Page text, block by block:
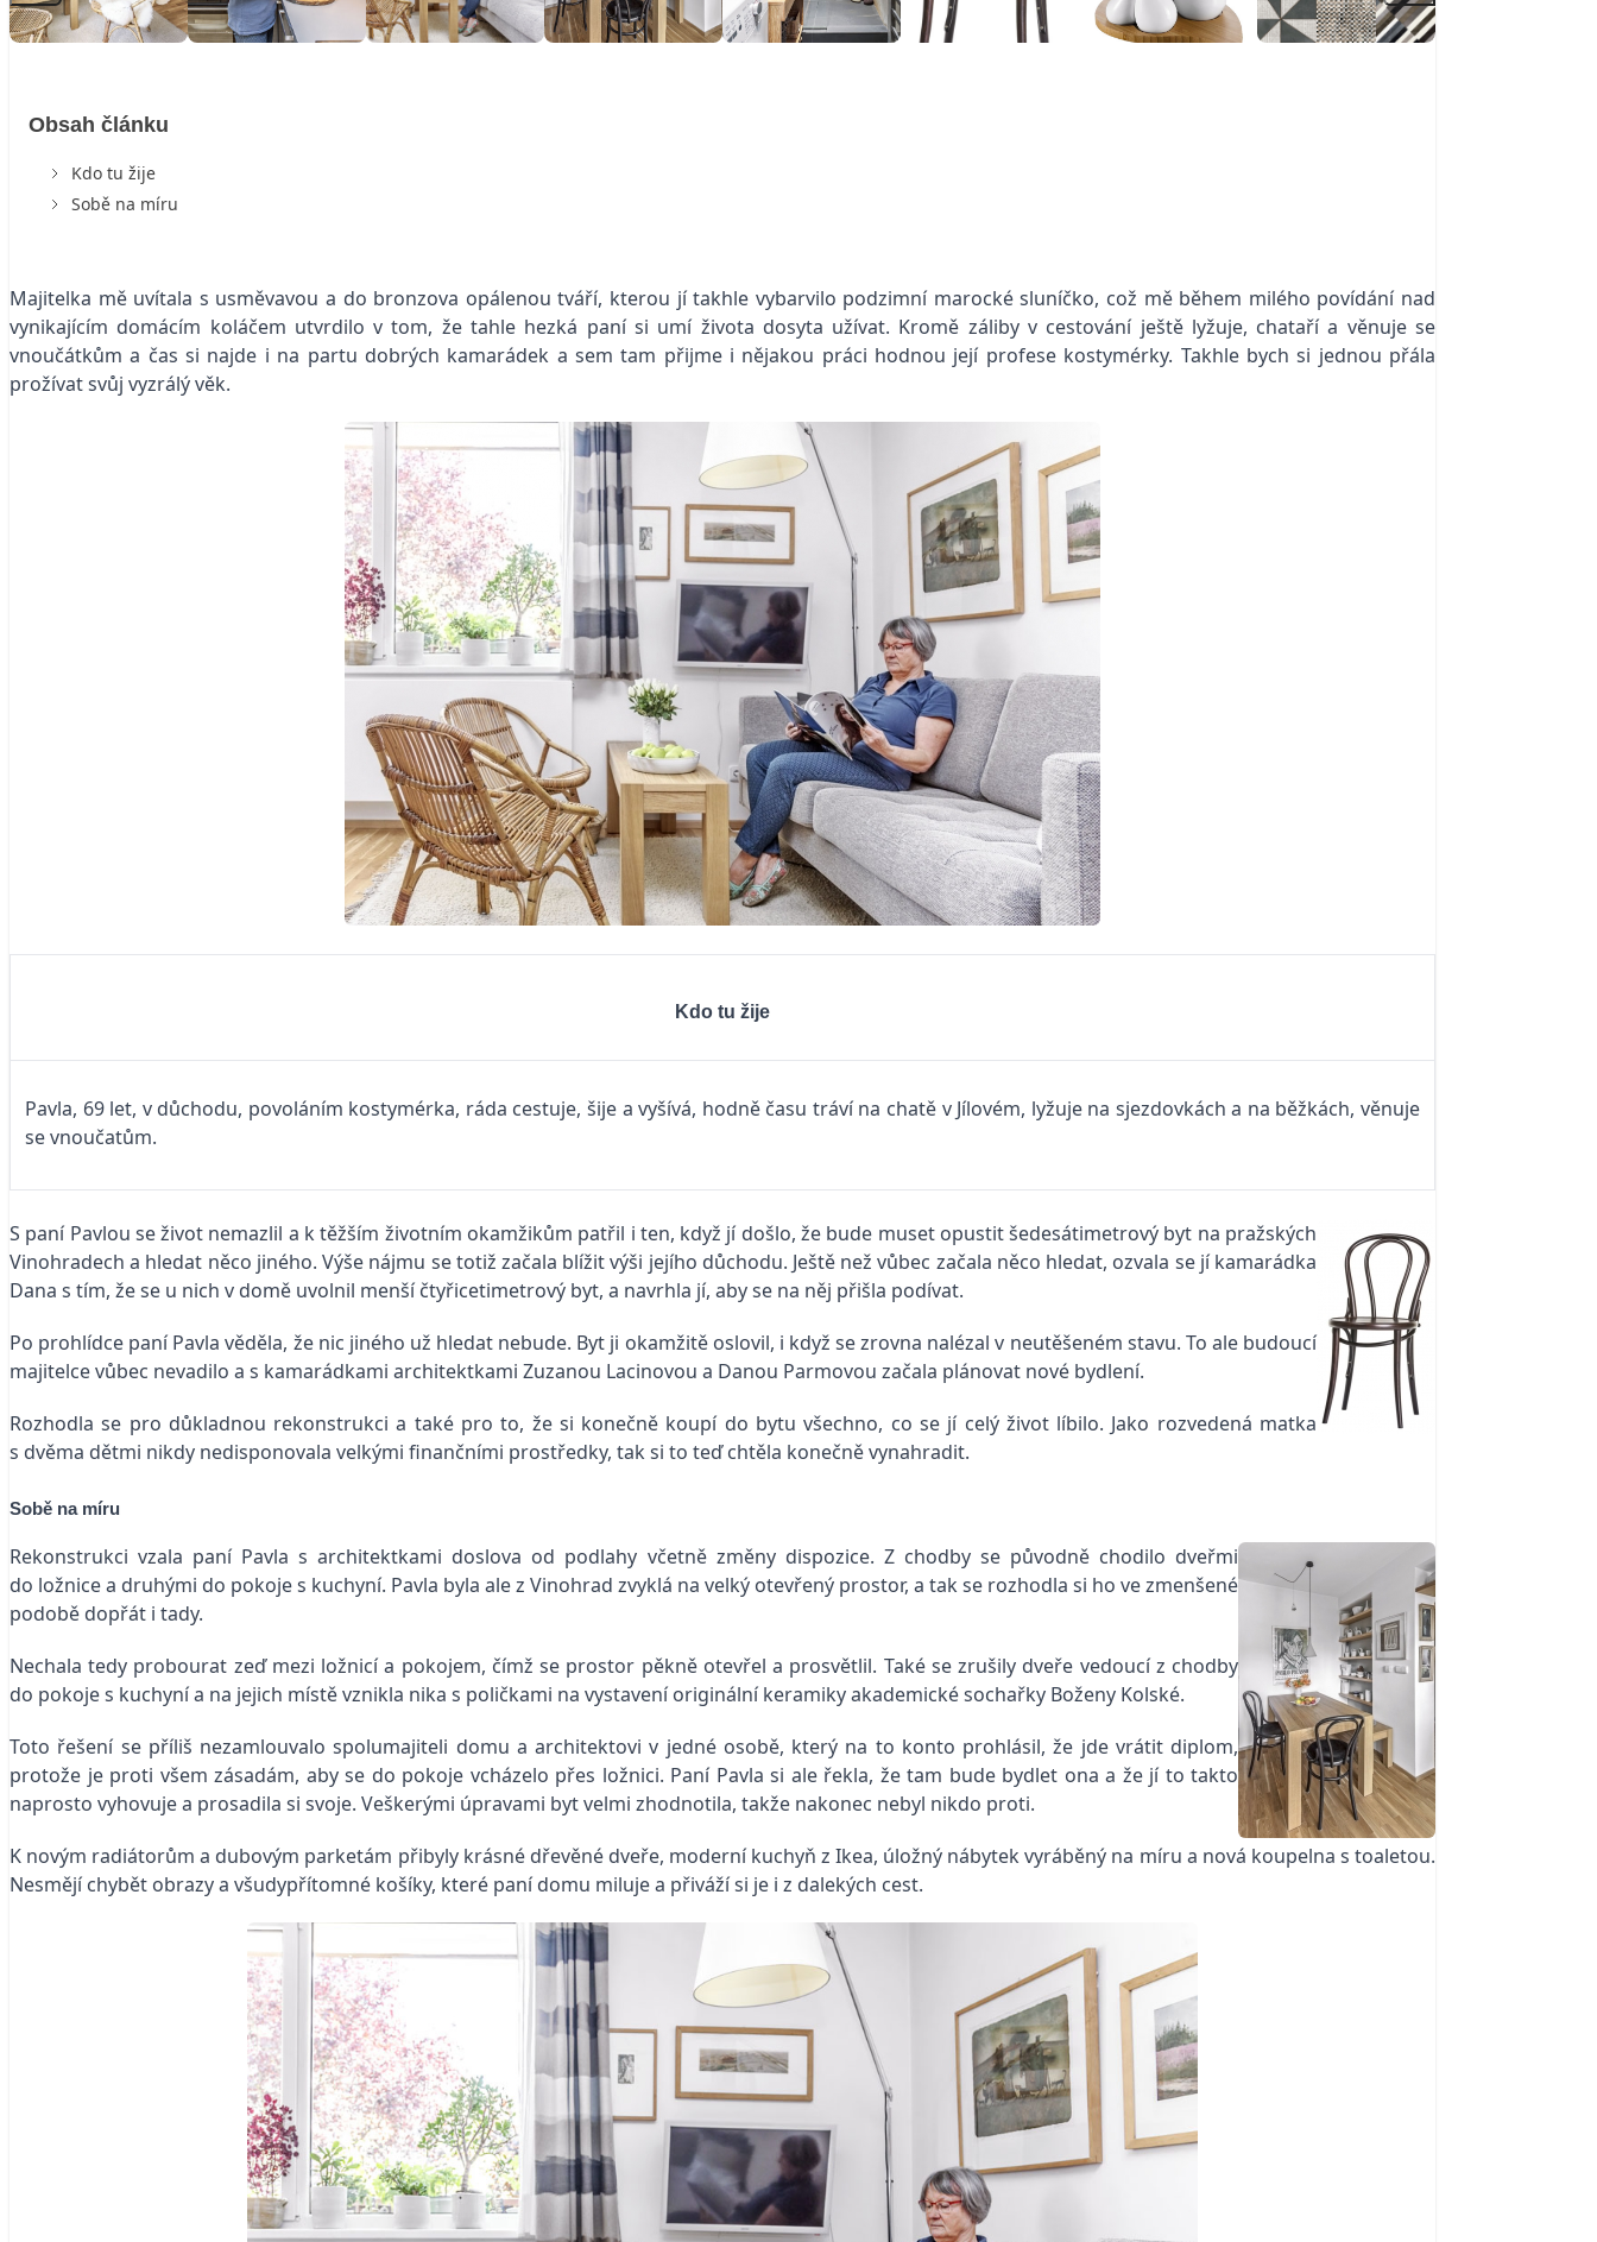
Obsah článku
Kdo tu žije
Sobě na míru
Majitelka mě uvítala s usměvavou a do bronzova opálenou tváří, kterou jí takhle vybarvilo podzimní marocké sluníčko, což mě během milého povídání nad
vynikajícím domácím koláčem utvrdilo v tom, že tahle hezká paní si umí života dosyta užívat. Kromě záliby v cestování ještě lyžuje, chataří a věnuje se
vnoučátkům a čas si najde i na partu dobrých kamarádek a sem tam přijme i nějakou práci hodnou její profese kostymérky. Takhle bych si jednou přála
prožívat svůj vyzrálý věk.
Kdo tu žije
Pavla, 69 let, v důchodu, povoláním kostymérka, ráda cestuje, šije a vyšívá, hodně času tráví na chatě v Jílovém, lyžuje na sjezdovkách a na běžkách, věnuje
se vnoučatům.
S paní Pavlou se život nemazlil a k těžším životním okamžikům patřil i ten, když jí došlo, že bude muset opustit šedesátimetrový byt na pražských
Vinohradech a hledat něco jiného. Výše nájmu se totiž začala blížit výši jejího důchodu. Ještě než vůbec začala něco hledat, ozvala se jí kamarádka
Dana s tím, že se u nich v domě uvolnil menší čtyřicetimetrový byt, a navrhla jí, aby se na něj přišla podívat.
Po prohlídce paní Pavla věděla, že nic jiného už hledat nebude. Byt ji okamžitě oslovil, i když se zrovna nalézal v neutěšeném stavu. To ale budoucí
majitelce vůbec nevadilo a s kamarádkami architektkami Zuzanou Lacinovou a Danou Parmovou začala plánovat nové bydlení.
Rozhodla se pro důkladnou rekonstrukci a také pro to, že si konečně koupí do bytu všechno, co se jí celý život líbilo. Jako rozvedená matka
s dvěma dětmi nikdy nedisponovala velkými finančními prostředky, tak si to teď chtěla konečně vynahradit.
Sobě na míru
Rekonstrukci vzala paní Pavla s architektkami doslova od podlahy včetně změny dispozice. Z chodby se původně chodilo dveřmi
do ložnice a druhými do pokoje s kuchyní. Pavla byla ale z Vinohrad zvyklá na velký otevřený prostor, a tak se rozhodla si ho ve zmenšené
podobě dopřát i tady.
Nechala tedy probourat zeď mezi ložnicí a pokojem, čímž se prostor pěkně otevřel a prosvětlil. Také se zrušily dveře vedoucí z chodby
do pokoje s kuchyní a na jejich místě vznikla nika s poličkami na vystavení originální keramiky akademické sochařky Boženy Kolské.
Toto řešení se příliš nezamlouvalo spolumajiteli domu a architektovi v jedné osobě, který na to konto prohlásil, že jde vrátit diplom,
protože je proti všem zásadám, aby se do pokoje vcházelo přes ložnici. Paní Pavla si ale řekla, že tam bude bydlet ona a že jí to takto
naprosto vyhovuje a prosadila si svoje. Veškerými úpravami byt velmi zhodnotila, takže nakonec nebyl nikdo proti.
K novým radiátorům a dubovým parketám přibyly krásné dřevěné dveře, moderní kuchyň z Ikea, úložný nábytek vyráběný na míru a nová koupelna s toaletou.
Nesmějí chybět obrazy a všudypřítomné košíky, které paní domu miluje a přiváží si je i z dalekých cest.